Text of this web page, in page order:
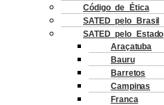
Código de Ética
SATED pelo Brasil
SATED pelo Estado
Araçatuba
Bauru
Barretos
Campinas
Franca